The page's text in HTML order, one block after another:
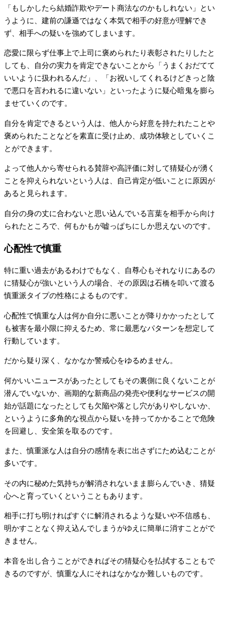
「もしかしたら結婚詐欺やデート商法なのかもしれない」とい
うように、建前の謙遜ではなく本気で相手の好意が理解でき
ず、相手への疑いを強めてしまいます。
恋愛に限らず仕事上で上司に褒められたり表彰されたりしたと
しても、自分の実力を肯定できないことから「うまくおだてて
いいように扱われるんだ」、「お祝いしてくれるけどきっと陰
で悪口を言われるに違いない」といったように疑心暗鬼を膨ら
ませていくのです。
自分を肯定できるという人は、他人から好意を持たれたことや
褒められたことなどを素直に受け止め、成功体験としていくこ
とができます。
よって他人から寄せられる賛辞や高評価に対して猜疑心が湧く
ことを抑えられないという人は、自己肯定が低いことに原因が
あると見られます。
自分の身の丈に合わないと思い込んでいる言葉を相手から向け
られたところで、何もかもが嘘っぱちにしか思えないのです。
心配性で慎重
特に重い過去があるわけでもなく、自尊心もそれなりにあるの
に猜疑心が強いという人の場合、その原因は石橋を叩いて渡る
慎重派タイプの性格によるものです。
心配性で慎重な人は何か自分に悪いことが降りかかったとして
も被害を最小限に抑えるため、常に最悪なパターンを想定して
行動しています。
だから疑り深く、なかなか警戒心をゆるめません。
何かいいニュースがあったとしてもその裏側に良くないことが
潜んでいないか、画期的な新商品の発売や便利なサービスの開
始が話題になったとしても欠陥や落とし穴がありやしないか、
というように多角的な視点から疑いを持ってかかることで危険
を回避し、安全策を取るのです。
また、慎重派な人は自分の感情を表に出さずにため込むことが
多いです。
その内に秘めた気持ちが解消されないまま膨らんでいき、猜疑
心へと育っていくということもあります。
相手に打ち明ければすぐに解消されるような疑いや不信感も、
明かすことなく抑え込んでしまうがゆえに簡単に消すことがで
きません。
本音を出し合うことができればその猜疑心を払拭することもで
きるのですが、慎重な人にそれはなかなか難しいものです。